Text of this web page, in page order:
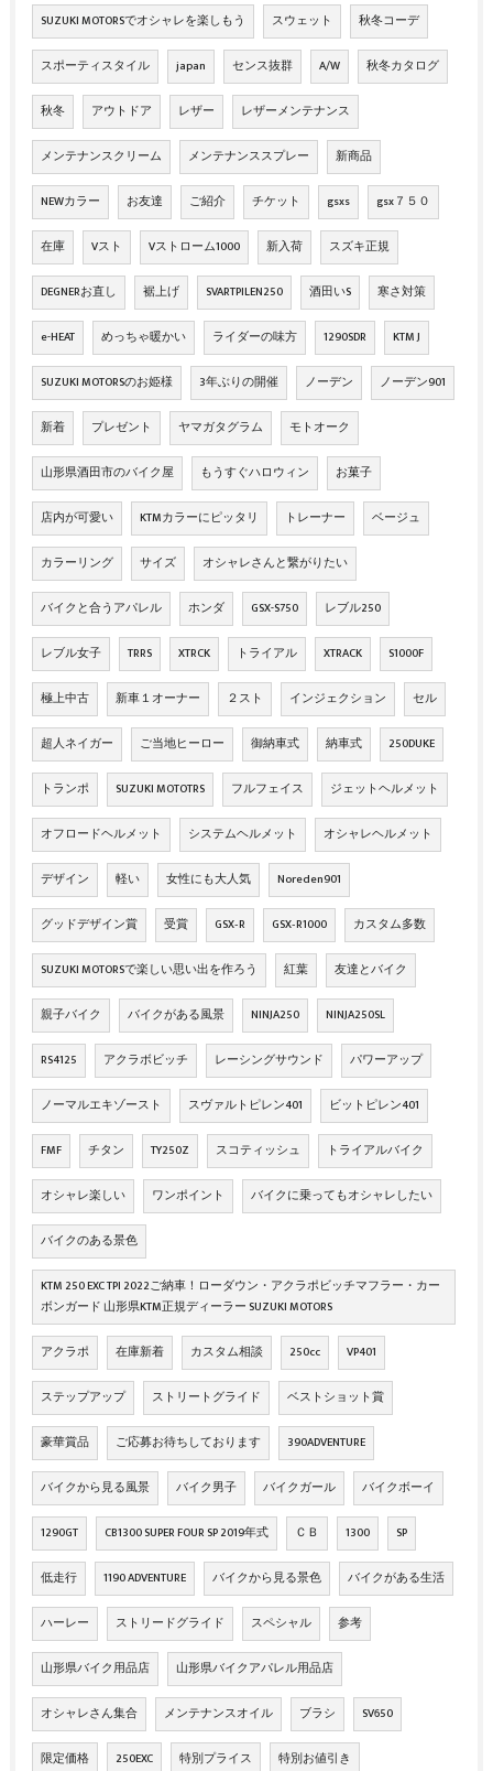
SUZUKI MOTORSでオシャレを楽しもう スウェット 秋冬コーデ
スポーティスタイル japan センス抜群 A/W 秋冬カタログ
秋冬 アウトドア レザー レザーメンテナンス
メンテナンスクリーム メンテナンススプレー 新商品
NEWカラー お友達 ご紹介 チケット gsxs gsx７５０
在庫 Vスト Vストローム1000 新入荷 スズキ正規
DEGNERお直し 裾上げ SVARTPILEN250 酒田いS 寒さ対策
e-HEAT めっちゃ暖かい ライダーの味方 1290SDR KTM J
SUZUKI MOTORSのお姫様 3年ぶりの開催 ノーデン ノーデン901
新着 プレゼント ヤマガタグラム モトオーク
山形県酒田市のバイク屋 もうすぐハロウィン お菓子
店内が可愛い KTMカラーにピッタリ トレーナー ベージュ
カラーリング サイズ オシャレさんと繋がりたい
バイクと合うアパレル ホンダ GSX-S750 レブル250
レブル女子 TRRS XTRCK トライアル XTRACK S1000F
極上中古 新車１オーナー ２スト インジェクション セル
超人ネイガー ご当地ヒーロー 御納車式 納車式 250DUKE
トランポ SUZUKI MOTOTRS フルフェイス ジェットヘルメット
オフロードヘルメット システムヘルメット オシャレヘルメット
デザイン 軽い 女性にも大人気 Noreden901
グッドデザイン賞 受賞 GSX‐R GSX‐R1000 カスタム多数
SUZUKI MOTORSで楽しい思い出を作ろう 紅葉 友達とバイク
親子バイク バイクがある風景 NINJA250 NINJA250SL
RS4125 アクラボビッチ レーシングサウンド パワーアップ
ノーマルエキゾースト スヴァルトピレン401 ビットピレン401
FMF チタン TY250Z スコティッシュ トライアルバイク
オシャレ楽しい ワンポイント バイクに乗ってもオシャレしたい
バイクのある景色
KTM 250 EXC TPI 2022ご納車！ローダウン・アクラポビッチマフラー・カー
ボンガード 山形県KTM正規ディーラー SUZUKI MOTORS
アクラポ 在庫新着 カスタム相談 250cc VP401
ステップアップ ストリートグライド ベストショット賞
豪華賞品 ご応募お待ちしております 390ADVENTURE
バイクから見る風景 バイク男子 バイクガール バイクボーイ
1290GT CB1300 SUPER FOUR SP 2019年式 ＣＢ 1300 SP
低走行 1190 ADVENTURE バイクから見る景色 バイクがある生活
ハーレー ストリードグライド スペシャル 参考
山形県バイク用品店 山形県バイクアパレル用品店
オシャレさん集合 メンテナンスオイル ブラシ SV650
限定価格 250EXC 特別プライス 特別お値引き